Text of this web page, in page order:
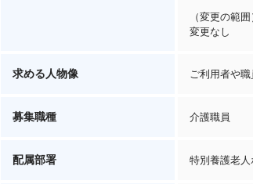
（変更の範囲
変更なし
求める人物像 ご利用者や
募集職種 介護職員
配属部署 特別養護老